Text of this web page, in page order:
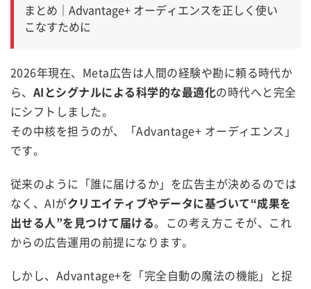
まとめ｜Advantage+ オーディエンスを正しく使い
こなすために
2026年現在、Meta広告は人間の経験や勘に頼る時代か
ら、 AIとシグナルによる科学的な最適化の時代へと完全
にシフトしました。
その中核を担うのが、「Advantage+ オーディエンス」
です。
従来のように「誰に届けるか」を広告主が決めるのでは
なく、AIがクリエイティブやデータに基づいて“成果を
出せる人”を見つけて届ける。この考え方こそが、これ
からの広告運用の前提になります。
しかし、Advantage+を「完全自動の魔法の機能」と捉